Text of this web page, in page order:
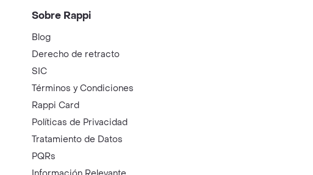
Sobre Rappi
Blog
Derecho de retracto
SIC
Términos y Condiciones
Rappi Card
Políticas de Privacidad
Tratamiento de Datos
PQRs